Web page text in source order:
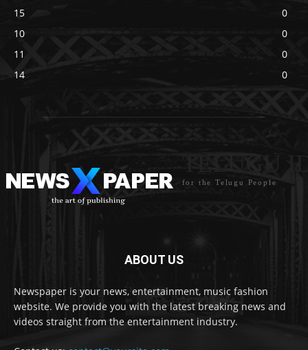
15
0
10
0
11
0
14
0
for the Telugu People
ABOUT US
Newspaper is your news, entertainment, music fashion
website. We provide you with the latest breaking news and
videos straight from the entertainment industry.